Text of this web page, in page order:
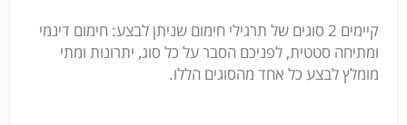
קיימים 2 סוגים של תרגילי חימום שניתן לבצע: חימום דינמי
ומתיחה סטטית, לפניכם הסבר על כל סוג, יתרונות ומתי
מומלץ לבצע כל אחד מהסוגים הללו.